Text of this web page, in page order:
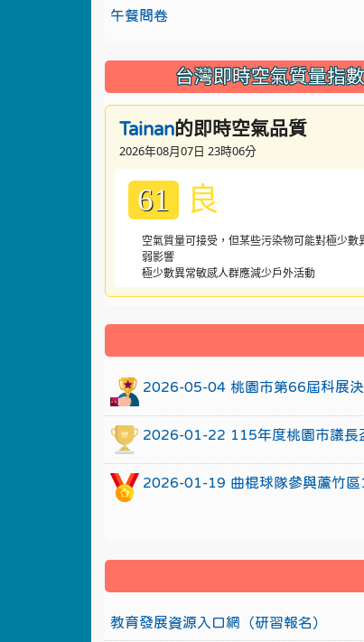
午餐問卷
台灣即時空氣質量指數
Tainan的即時空氣品質
2026年08月07日 23時06分
61 良
空氣質量可接受，但某些污染物可能對極少數
弱影響
極少數異常敏感人群應減少戶外活動
:::
2026-05-04 桃園市第66屆科展決
2026-01-22 115年度桃園市議長
2026-01-19 曲棍球隊參與蘆竹區
教育發展資源入口網（研習報名）